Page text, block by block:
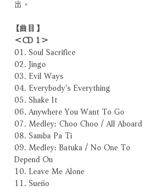
出。
【曲目】
＜CD 1＞
01. Soul Sacrifice
02. Jingo
03. Evil Ways
04. Everybody’s Everything
05. Shake It
06. Anywhere You Want To Go
07. Medley: Choo Choo / All Aboard
08. Samba Pa Ti
09. Medley: Batuka / No One To
Depend On
10. Leave Me Alone
11. Sueño